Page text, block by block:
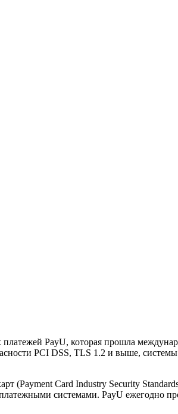
платежей PayU, которая прошла
PCI DSS, TLS 1.2 и выше, системы
(Payment Card Industry Security
системами. PayU ежегодно